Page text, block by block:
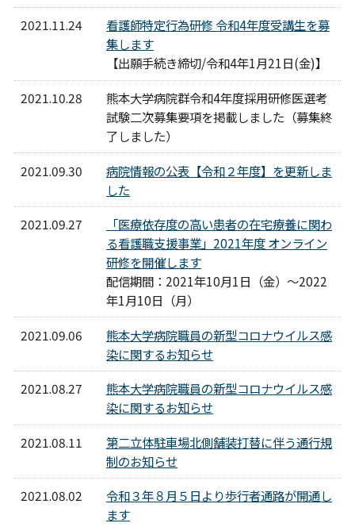
2021.11.24
看護師特定行為研修 令和4年度受講生を募
集します
【出願手続き締切/令和4年1月21日(金)】
2021.10.28
熊本大学病院群令和4年度採用研修医選考
試験二次募集要項を掲載しました（募集終
了しました）
2021.09.30
病院情報の公表【令和２年度】を更新しま
した
2021.09.27
「医療依存度の高い患者の在宅療養に関わ
る看護職支援事業」2021年度 オンライン
研修を開催します
配信期間：2021年10月1日（金）～2022
年1月10日（月）
2021.09.06
熊本大学病院職員の新型コロナウイルス感
染に関するお知らせ
2021.08.27
熊本大学病院職員の新型コロナウイルス感
染に関するお知らせ
2021.08.11
第二立体駐車場北側舗装打替に伴う通行規
制のお知らせ
2021.08.02
令和３年８月５日より歩行者通路が開通し
ます